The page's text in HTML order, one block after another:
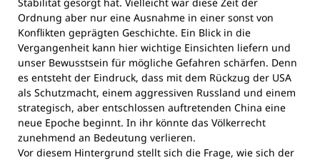
Ordnung aber nur eine Ausnahme in einer sonst von
Konflikten geprägten Geschichte. Ein Blick in die
Vergangenheit kann hier wichtige Einsichten liefern und
unser Bewusstsein für mögliche Gefahren schärfen. Denn
es entsteht der Eindruck, dass mit dem Rückzug der USA
als Schutzmacht, einem aggressiven Russland und einem
strategisch, aber entschlossen auftretenden China eine
neue Epoche beginnt. In ihr könnte das Völkerrecht
zunehmend an Bedeutung verlieren.
Vor diesem Hintergrund stellt sich die Frage, wie sich der